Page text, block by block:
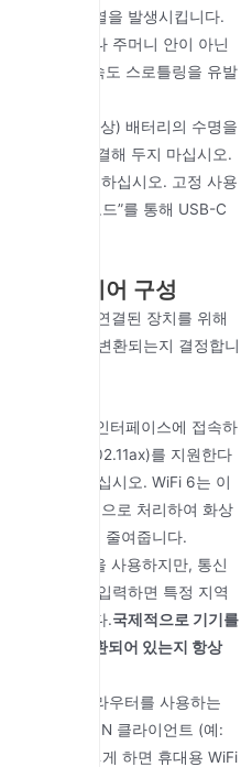
송은 상당한 열을 발생시킵니다.
좁은 가방이나 주머니 안이 아닌
과열은 보호 속도 스로틀링을 유발
(또는 그 이상) 배터리의 수명을
충전기에 연결해 두지 마십시오.
사이클을 허용하십시오. 고정 사용
바이패스 모드”를 통해 USB-C
소프트웨어 구성
연결된 장치를 위해
효율적으로 변환되는지 결정합니
를 통해 관리 인터페이스에 접속하
이 WiFi 6 (802.11ax)를 지원한다
는지 확인하십시오. WiFi 6는 이
씬 더 효율적으로 처리하여 화상
시간을 크게 줄여줍니다.
“자동 APN”을 사용하지만, 통신
를 수동으로 입력하면 특정 지역
할 수 있습니다.국제적으로 기기를
'켬'으로 전환되어 있는지 항상
전용 모바일 라우터를 사용하는
서 내장된 VPN 클라이언트 (예:
십시오. 이렇게 하면 휴대용 WiFi